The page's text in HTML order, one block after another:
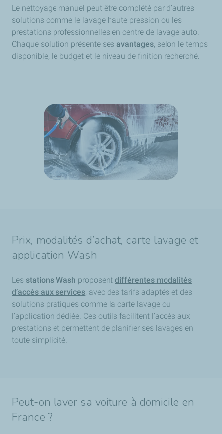
Le nettoyage manuel peut être complété par d’autres
solutions comme le lavage haute pression ou les
prestations professionnelles en centre de lavage auto.
Chaque solution présente ses avantages, selon le temps
disponible, le budget et le niveau de finition recherché.
Prix, modalités d’achat, carte lavage et
application Wash
Les stations Wash proposent différentes modalités
d’accès aux services, avec des tarifs adaptés et des
solutions pratiques comme la carte lavage ou
l’application dédiée. Ces outils facilitent l’accès aux
prestations et permettent de planifier ses lavages en
toute simplicité.
Peut-on laver sa voiture à domicile en
France ?